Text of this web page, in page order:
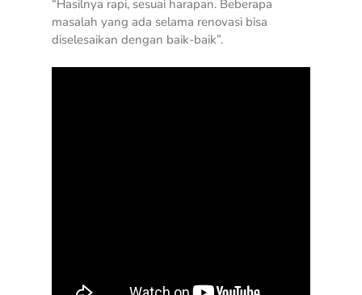
“Hasilnya rapi, sesuai harapan. Beberapa
masalah yang ada selama renovasi bisa
diselesaikan dengan baik-baik”.